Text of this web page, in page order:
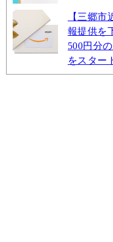
【三郷
報提供を
500円分
をスター